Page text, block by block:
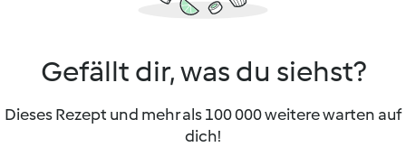
Gefällt dir, was du siehst?
Dieses Rezept und mehr als 100 000 weitere warten auf
dich!